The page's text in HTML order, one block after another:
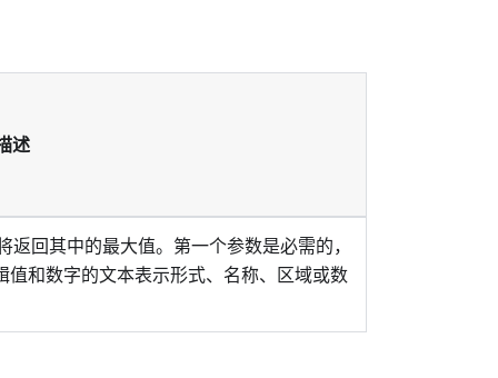
述
回其中的最大值。第一个参数是必需的，
和数字的文本表示形式、名称、区域或数